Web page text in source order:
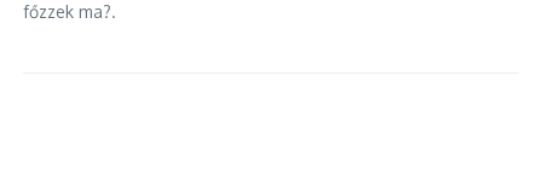
főzzek ma?.